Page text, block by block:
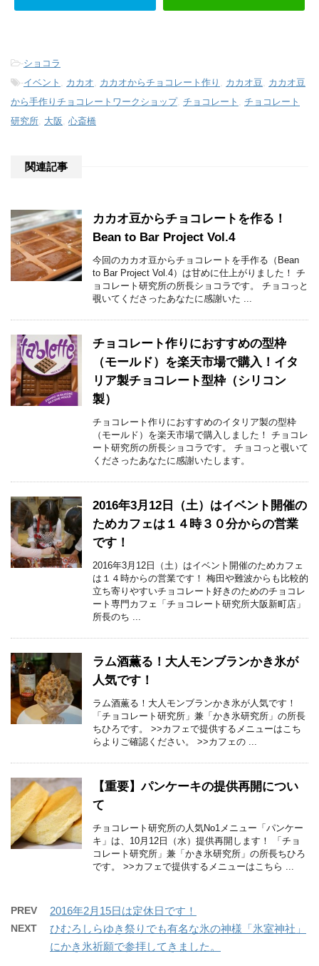
-ショコラ
-イベント , カカオ, カカオからチョコレート作り , カカオ豆, カカオ豆
から手作りチョコレートワークショップ, チョコレート , チョコレート
研究所, 大阪 , 心斎橋
関連記事
カカオ豆からチョコレートを作る！
Bean to Bar Project Vol.4
今回のカカオ豆からチョコレートを手作る（Bean
to Bar Project Vol.4）は甘めに仕上がりました！ チ
ョコレート研究所の所長ショコラです。 チョコっと
覗いてくださったあなたに感謝いた ...
チョコレート作りにおすすめの型枠
（モールド）を楽天市場で購入！イタ
リア製チョコレート型枠（シリコン
製）
チョコレート作りにおすすめのイタリア製の型枠
（モールド）を楽天市場で購入しました！ チョコレ
ート研究所の所長ショコラです。 チョコっと覗いて
くださったあなたに感謝いたします。
2016年3月12日（土）はイベント開催の
ためカフェは１４時３０分からの営業
です！
2016年3月12日（土）はイベント開催のためカフェ
は１４時からの営業です！ 梅田や難波からも比較的
立ち寄りやすいチョコレート好きのためのチョコレ
ート専門カフェ「チョコレート研究所大阪新町店」
所長のち ...
ラム酒薫る！大人モンブランかき氷が
人気です！
ラム酒薫る！大人モンブランかき氷が人気です！
「チョコレート研究所」兼「かき氷研究所」の所長
ちひろです。 >>カフェで提供するメニューはこち
らよりご確認ください。 >>カフェの ...
【重要】パンケーキの提供再開につい
て
チョコレート研究所の人気No1メニュー「パンケー
キ」は、10月12日（水）提供再開します！ 「チョ
コレート研究所」兼「かき氷研究所」の所長ちひろ
です。 >>カフェで提供するメニューはこちら ...
PREV 2016年2月15日は定休日です！
NEXT
ひむろしらゆき祭りでも有名な氷の神様「氷室神社」
にかき氷祈願で参拝してきました。